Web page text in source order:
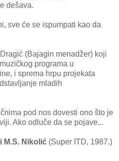
dešava.
sve će se ispumpati kao da
(Bajagin menadžer) koji
programa u
i sprema hrpu projekata
mladih
pod nos dovesti ono što je
Ako odluče da se pojave...
M.S. Nikolić (Super ITD, 1987.)